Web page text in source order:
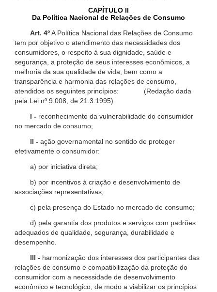
CAPÍTULO II
Da Política Nacional de Relações de Consumo
Art. 4ºA Política Nacional das Relações de Consumo
tem por objetivo o atendimento das necessidades dos
consumidores, o respeito à sua dignidade, saúde e
segurança, a proteção de seus interesses econômicos, a
melhoria da sua qualidade de vida, bem como a
transparência e harmonia das relações de consumo,
atendidos os seguintes princípios: (Redação dada
pela Lei nº 9.008, de 21.3.1995)
I - reconhecimento da vulnerabilidade do consumidor
no mercado de consumo;
II - ação governamental no sentido de proteger
efetivamente o consumidor:
a) por iniciativa direta;
b) por incentivos à criação e desenvolvimento de
associações representativas;
c) pela presença do Estado no mercado de consumo;
d) pela garantia dos produtos e serviços com padrões
adequados de qualidade, segurança, durabilidade e
desempenho.
III - harmonização dos interesses dos participantes das
relações de consumo e compatibilização da proteção do
consumidor com a necessidade de desenvolvimento
econômico e tecnológico, de modo a viabilizar os princípios